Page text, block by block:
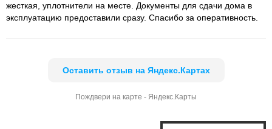
жесткая, уплотнители на месте. Документы для сдачи дома в
эксплуатацию предоставили сразу. Спасибо за оперативность.
Оставить отзыв на Яндекс.Картах
Пождвери на карте - Яндекс.Карты